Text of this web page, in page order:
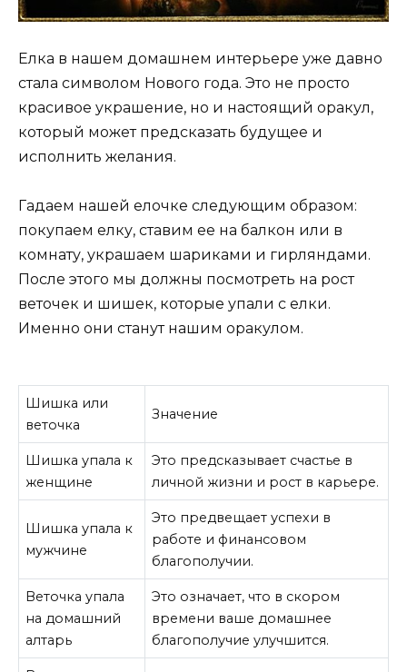
Елка в нашем домашнем интерьере уже давно
стала символом Нового года. Это не просто
красивое украшение, но и настоящий оракул,
который может предсказать будущее и
исполнить желания.
Гадаем нашей елочке следующим образом:
покупаем елку, ставим ее на балкон или в
комнату, украшаем шариками и гирляндами.
После этого мы должны посмотреть на рост
веточек и шишек, которые упали с елки.
Именно они станут нашим оракулом.
Шишка или
веточка
Значение
Шишка упала к
женщине
Это предсказывает счастье в
личной жизни и рост в карьере.
Шишка упала к
мужчине
Это предвещает успехи в
работе и финансовом
благополучии.
Веточка упала
на домашний
алтарь
Это означает, что в скором
времени ваше домашнее
благополучие улучшится.